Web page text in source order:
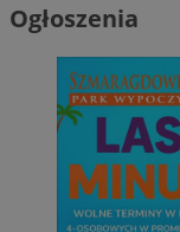
Ogłoszenia